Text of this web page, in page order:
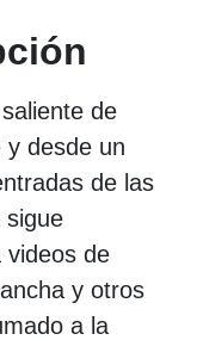
de
y desde un
de las
sigue
videos de
y otros
a la